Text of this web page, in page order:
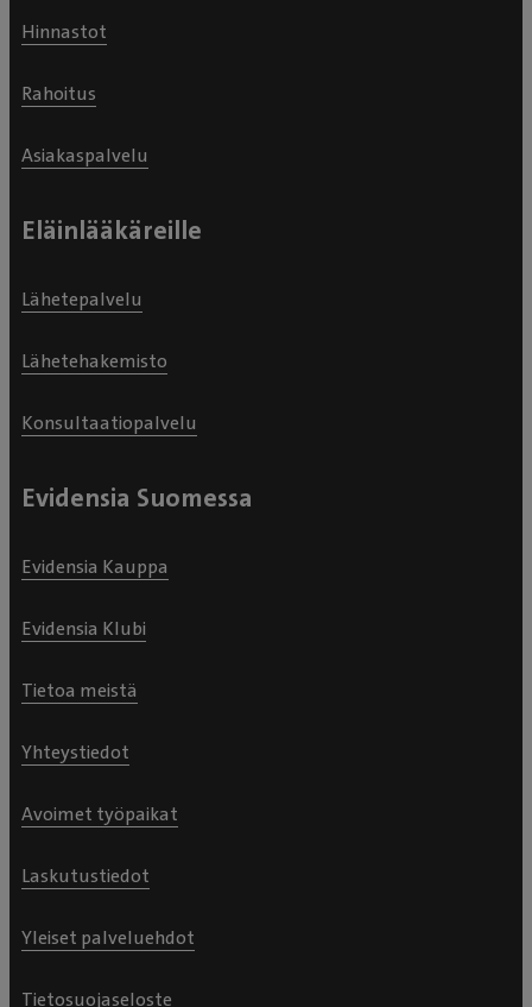
Hinnastot
Rahoitus
Asiakaspalvelu
Eläinlääkäreille
Lähetepalvelu
Lähetehakemisto
Konsultaatiopalvelu
Evidensia Suomessa
Evidensia Kauppa
Evidensia Klubi
Tietoa meistä
Yhteystiedot
Avoimet työpaikat
Laskutustiedot
Yleiset palveluehdot
Tietosuojaseloste